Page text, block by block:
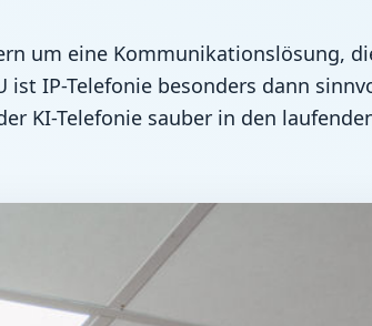
um eine Kommunikationslösung,
IP-Telefonie besonders dann
KI-Telefonie sauber in den